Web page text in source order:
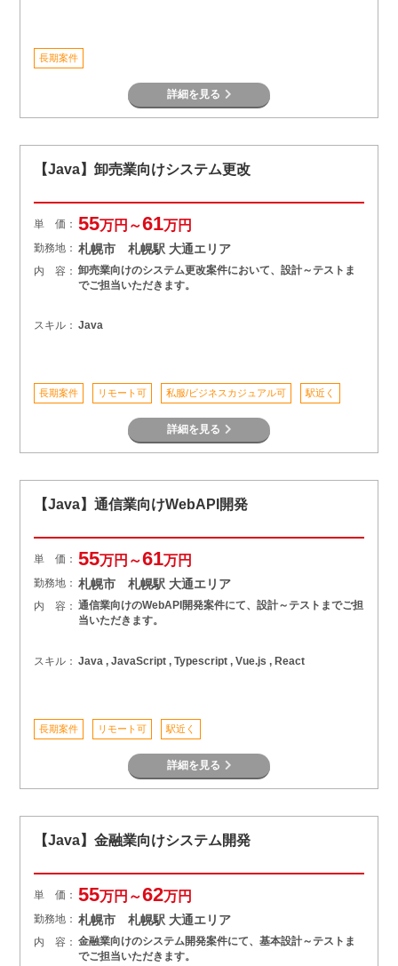
長期案件
詳細を見る
【Java】卸売業向けシステム更改
単 価： 55万円～61万円
勤務地： 札幌市 札幌駅 大通エリア
内 容： 卸売業向けのシステム更改案件において、設計～テストま
でご担当いただきます。
スキル： Java
長期案件 リモート可 私服/ビジネスカジュアル可 駅近く
詳細を見る
【Java】通信業向けWebAPI開発
単 価： 55万円～61万円
勤務地： 札幌市 札幌駅 大通エリア
内 容： 通信業向けのWebAPI開発案件にて、設計～テストまでご担
当いただきます。
スキル： Java , JavaScript , Typescript , Vue.js , React
長期案件 リモート可 駅近く
詳細を見る
【Java】金融業向けシステム開発
単 価： 55万円～62万円
勤務地： 札幌市 札幌駅 大通エリア
内 容： 金融業向けのシステム開発案件にて、基本設計～テストま
でご担当いただきます。